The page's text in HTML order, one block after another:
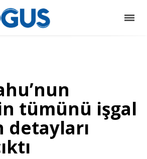
tümünü işgal
detayları